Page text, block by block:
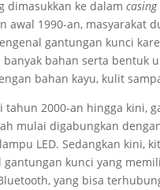
dimasukkan ke dalam casing
awal 1990-an, masyarakat
gantungan kunci
bahan serta bentuk
bahan kayu, kulit
tahun 2000-an hingga kini,
mulai digabungkan
LED. Sedangkan kini,
gantungan kunci yang
yang bisa